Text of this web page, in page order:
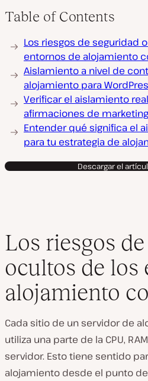
Table of Contents
Los riesgos de seguridad
entornos de alojamiento
Aislamiento a nivel de
alojamiento para
Verificar el aislamiento
afirmaciones de marketing
Entender qué significa el
para tu estrategia de
Descargar el
Los riesgos
ocultos de los
alojamiento
Cada sitio de un servidor de
utiliza una parte de la CPU,
servidor. Esto tiene sentido
alojamiento desde el punto